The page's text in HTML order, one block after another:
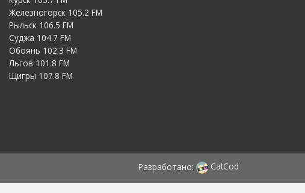
Железногорск 105.2 FM
Рыльск 106.5 FM
Суджа 104.7 FM
Обоянь 102.3 FM
Льгов 101.8 FM
Щигры 107.8 FM
Разработано: CatCod